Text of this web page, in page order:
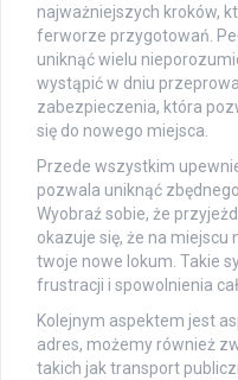
najważniejszych kroków,
ferworze przygotowań.
uniknąć wielu
wystąpić w dniu
zabezpieczenia, która
się do nowego miejsca.
Przede wszystkim
pozwala uniknąć
Wyobraź sobie, że
okazuje się, że na miejscu
twoje nowe lokum. Takie
frustracji i spowolnienia
Kolejnym aspektem jest
adres, możemy również
takich jak transport